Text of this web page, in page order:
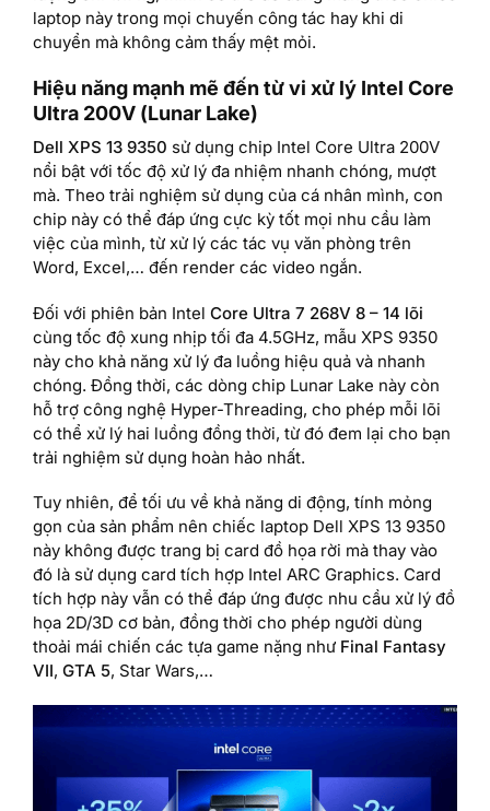
laptop này trong mọi chuyến công tác hay khi di
chuyển mà không cảm thấy mệt mỏi.
Hiệu năng mạnh mẽ đến từ vi xử lý Intel Core
Ultra 200V (Lunar Lake)
Dell XPS 13 9350 sử dụng chip Intel Core Ultra 200V
nổi bật với tốc độ xử lý đa nhiệm nhanh chóng, mượt
mà. Theo trải nghiệm sử dụng của cá nhân mình, con
chip này có thể đáp ứng cực kỳ tốt mọi nhu cầu làm
việc của mình, từ xử lý các tác vụ văn phòng trên
Word, Excel,… đến render các video ngắn.
Đối với phiên bản Intel Core Ultra 7 268V 8 – 14 lõi
cùng tốc độ xung nhịp tối đa 4.5GHz, mẫu XPS 9350
này cho khả năng xử lý đa luồng hiệu quả và nhanh
chóng. Đồng thời, các dòng chip Lunar Lake này còn
hỗ trợ công nghệ Hyper-Threading, cho phép mỗi lõi
có thể xử lý hai luồng đồng thời, từ đó đem lại cho bạn
trải nghiệm sử dụng hoàn hảo nhất.
Tuy nhiên, để tối ưu về khả năng di động, tính mỏng
gọn của sản phẩm nên chiếc laptop Dell XPS 13 9350
này không được trang bị card đồ họa rời mà thay vào
đó là sử dụng card tích hợp Intel ARC Graphics. Card
tích hợp này vẫn có thể đáp ứng được nhu cầu xử lý đồ
họa 2D/3D cơ bản, đồng thời cho phép người dùng
thoải mái chiến các tựa game nặng như Final Fantasy
VII, GTA 5, Star Wars,…